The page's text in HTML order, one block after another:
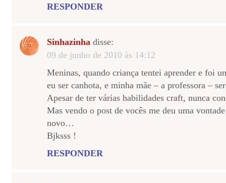
RESPONDER
Sinhazinha disse:
09 de junho de 2010 às 14:12
Meninas, quando criança tentei aprender e foi
eu ser canhota, e minha mãe – a professora –
Apesar de ter várias habilidades craft, nunca
Mas vendo o post de vocês me deu uma
novo…
Bjksss !
RESPONDER